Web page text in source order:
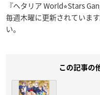
『ヘタリア World⭐︎Stars
毎週木曜に更新されていま
い。
この記事の